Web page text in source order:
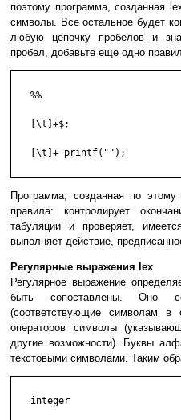
поэтому программа, созданная
символы. Все остальное будет
любую цепочку пробелов и
пробел, добавьте еще одно
   %%
   [\t]+$;
   [\t]+ printf("");
Программа, созданная по этому
правила: контролирует
табуляции и проверяет,
выполняет действие,
Регулярные выражения lex
Регулярное выражение
быть сопоставлены. Оно
(соответствующие символам в
операторов символы
другие возможности). Буквы
текстовыми символами. Таким
   integer